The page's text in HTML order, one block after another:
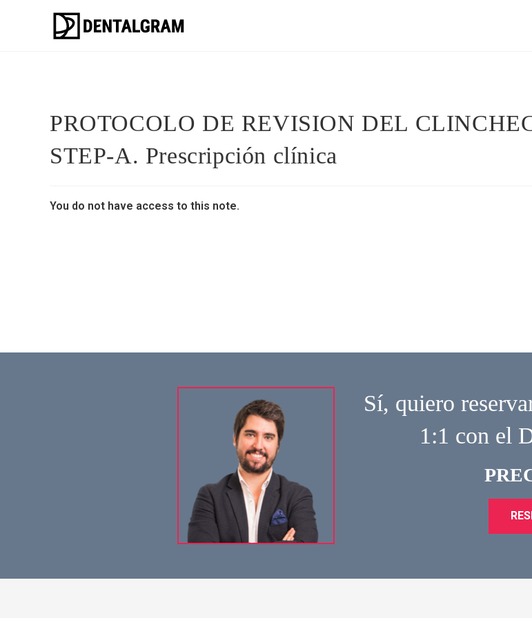
PROTOCOLO DE REVISION DEL
STEP-A. Prescripción clínica
You do not have access to this note.
Sí, quiero
1:1 con el